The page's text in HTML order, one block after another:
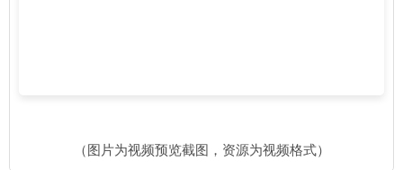
（图片为视频预览截图，资源为视频格式）